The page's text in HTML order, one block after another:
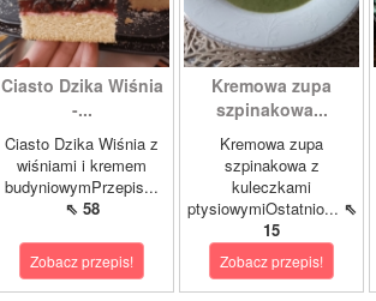
Ciasto Dzika Wiśnia
-...
Ciasto Dzika Wiśnia z
wiśniami i kremem
budyniowymPrzepis...
⇖ 58
Zobacz przepis!
Kremowa zupa
szpinakowa...
Kremowa zupa
szpinakowa z
kuleczkami
ptysiowymiOstatnio... ⇖
15
Zobacz przepis!